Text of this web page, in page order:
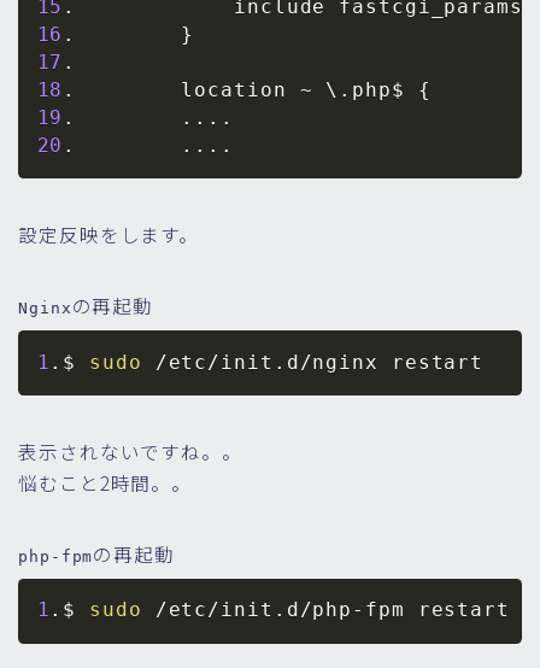
15 .            include fastcgi_params
16 . }
17
18 .        location ~ \ .php$ {
19 . .. ..
20 . .. ..
設定反映をします。
Nginx の再起動
1 .$ sudo
表示されないですね。。
悩むこと2時間。。
php-fpmの再起動
1 .$ sudo